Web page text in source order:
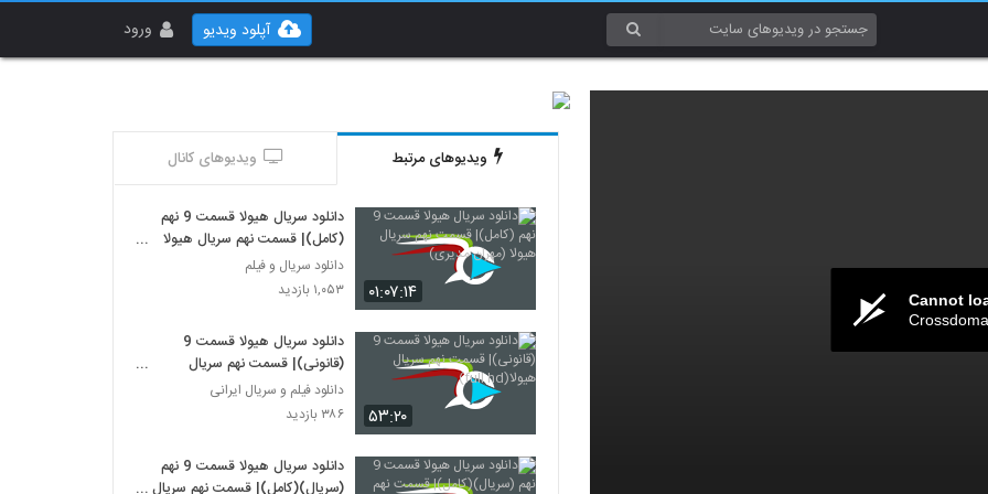
ورود آپلود ویدیو
Cannot
ویدیوهای مرتبط ویدیوهای کانال
۰۱:۰۷:۱۴
دانلود سریال هیولا قسمت 9 نهم
(کامل)| قسمت نهم سریال هیولا
(مهران مدیری)
دانلود سریال و فیلم
۱,۰۵۳ بازدید
۵۳:۲۰
دانلود سریال هیولا قسمت 9
(قانونی)| قسمت نهم سریال
هیولا(full hd)
دانلود فیلم و سریال ایرانی
۳۸۶ بازدید
دانلود سریال هیولا قسمت 9 نهم
(سریال)(کامل)| قسمت نهم سریال